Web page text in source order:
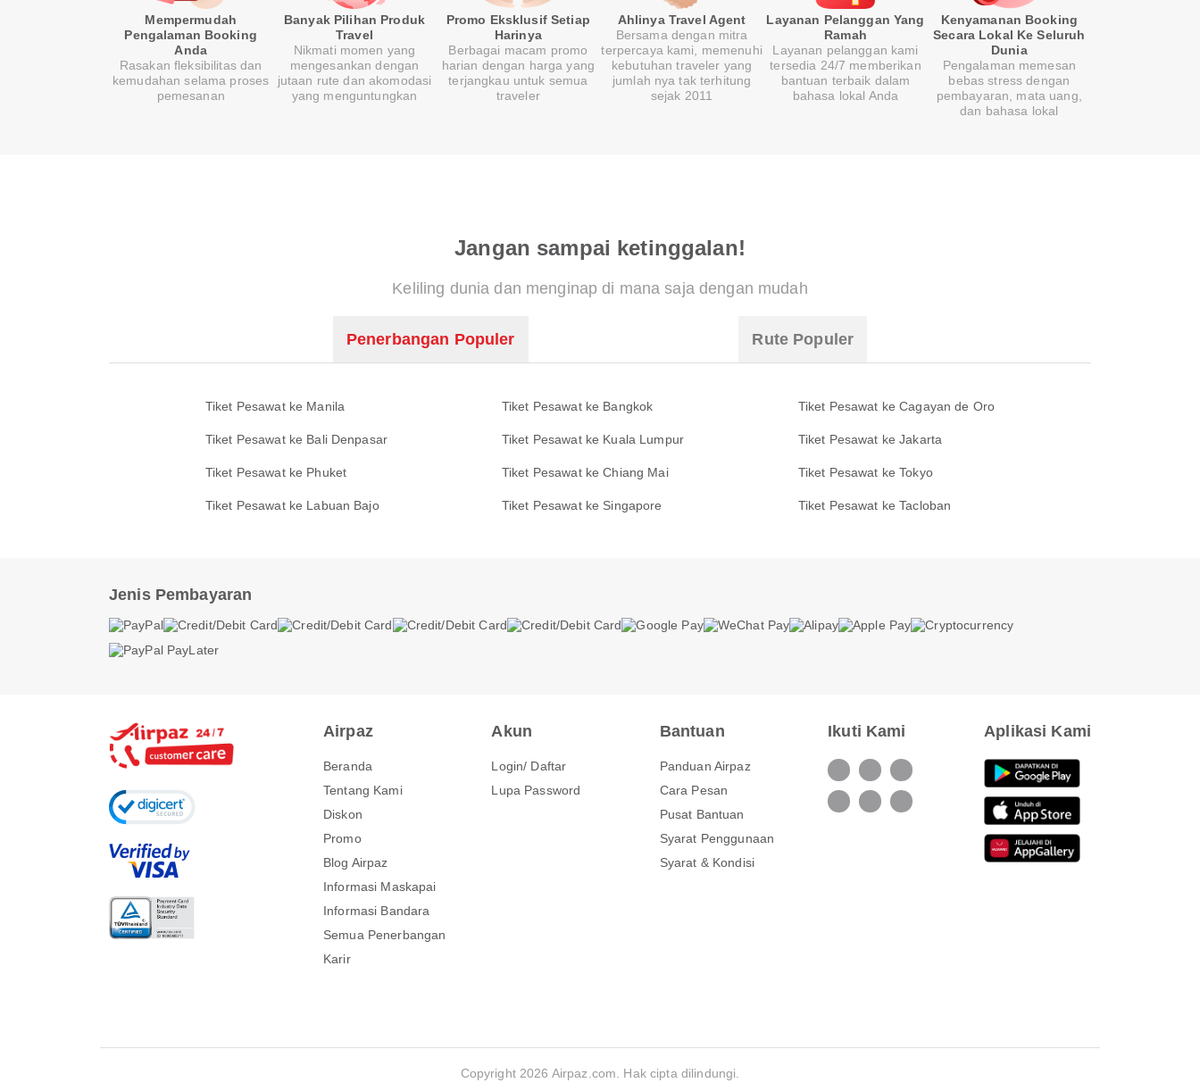
Mempermudah
Pengalaman Booking
Anda
Rasakan fleksibilitas dan
kemudahan selama proses
pemesanan
Banyak Pilihan Produk
Travel
Nikmati momen yang
mengesankan dengan
jutaan rute dan akomodasi
yang menguntungkan
Promo Eksklusif Setiap
Harinya
Berbagai macam promo
harian dengan harga yang
terjangkau untuk semua
traveler
Ahlinya Travel Agent
Bersama dengan mitra
terpercaya kami, memenuhi
kebutuhan traveler yang
jumlah nya tak terhitung
sejak 2011
Layanan Pelanggan Yang
Ramah
Layanan pelanggan kami
tersedia 24/7 memberikan
bantuan terbaik dalam
bahasa lokal Anda
Kenyamanan Booking
Secara Lokal Ke Seluruh
Dunia
Pengalaman memesan
bebas stress dengan
pembayaran, mata uang,
dan bahasa lokal
Jangan sampai ketinggalan!
Keliling dunia dan menginap di mana saja dengan mudah
Penerbangan Populer Rute Populer
Tiket Pesawat ke Manila Tiket Pesawat ke Bangkok Tiket Pesawat ke Cagayan de Oro
Tiket Pesawat ke Bali Denpasar Tiket Pesawat ke Kuala Lumpur Tiket Pesawat ke Jakarta
Tiket Pesawat ke Phuket Tiket Pesawat ke Chiang Mai Tiket Pesawat ke Tokyo
Tiket Pesawat ke Labuan Bajo Tiket Pesawat ke Singapore Tiket Pesawat ke Tacloban
Jenis Pembayaran
Airpaz
Beranda
Tentang Kami
Diskon
Promo
Blog Airpaz
Informasi Maskapai
Informasi Bandara
Semua Penerbangan
Karir
Akun
Login/ Daftar
Lupa Password
Bantuan
Panduan Airpaz
Cara Pesan
Pusat Bantuan
Syarat Penggunaan
Syarat & Kondisi
Ikuti Kami Aplikasi Kami
Copyright 2026 Airpaz.com. Hak cipta dilindungi.